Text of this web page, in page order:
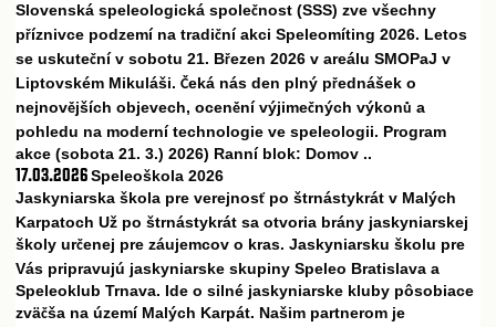
Slovenská speleologická společnost (SSS) zve všechny
příznivce podzemí na tradiční akci Speleomíting 2026. Letos
se uskuteční v sobotu 21. Březen 2026 v areálu SMOPaJ v
Liptovském Mikuláši. Čeká nás den plný přednášek o
nejnovějších objevech, ocenění výjimečných výkonů a
pohledu na moderní technologie ve speleologii. Program
akce (sobota 21. 3.) 2026) Ranní blok: Domov ..
17.03.2026Speleoškola 2026
Jaskyniarska škola pre verejnosťpo štrnástykrát v Malých
Karpatoch Už po štrnástykrát sa otvoria brány jaskyniarskej
školy určenej pre záujemcov o kras. Jaskyniarsku školu pre
Vás pripravujú jaskyniarske skupiny Speleo Bratislava a
Speleoklub Trnava. Ide o silné jaskyniarske kluby pôsobiace
zväčša na území Malých Karpát. Našim partnerom je